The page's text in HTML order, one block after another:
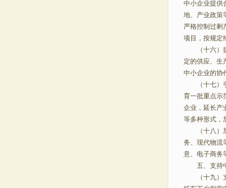
中小企业提供
地、产业政策
严格控制过剩
项目，按规定
（十六）提
定的供应、生
中小企业的协
（十七）引
育一批重点示
企业，延长产
等多种形式，
（十八）加
务、现代物流
意、电子商务
五、支持
（十九）支